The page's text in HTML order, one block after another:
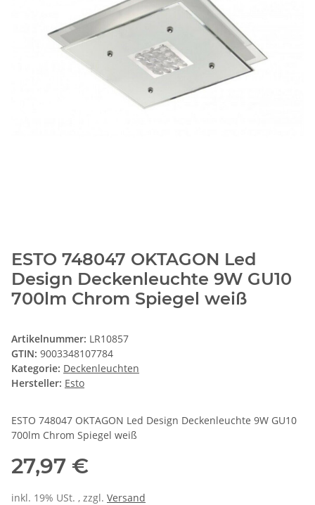
ESTO 748047 OKTAGON Led
Design Deckenleuchte 9W GU10
700lm Chrom Spiegel weiß
Artikelnummer: LR10857
GTIN: 9003348107784
Kategorie: Deckenleuchten
Hersteller: Esto
ESTO 748047 OKTAGON Led Design Deckenleuchte 9W GU10
700lm Chrom Spiegel weiß
27,97 €
inkl. 19% USt. , zzgl. Versand